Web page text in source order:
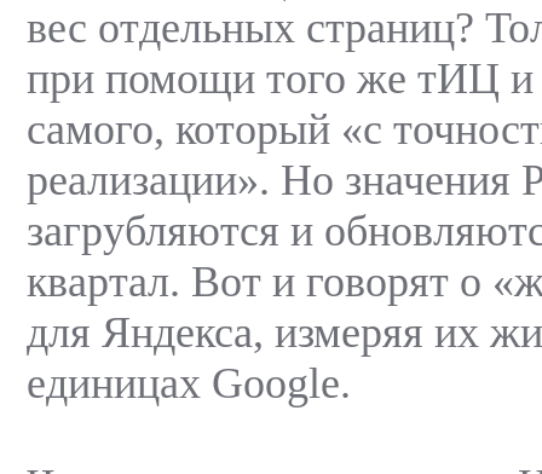
вес отдельных страниц?
при помощи того же тИЦ и
самого, который «с
реализации». Но значения
загрубляются и
квартал. Вот и говорят о
для Яндекса, измеряя их
единицах Google.